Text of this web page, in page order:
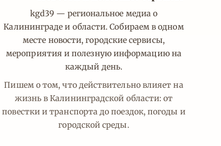
kgd39 — региональное медиа о
Калининграде и области. Собираем в одном
месте новости, городские сервисы,
мероприятия и полезную информацию на
каждый день.
Пишем о том, что действительно влияет на
жизнь в Калининградской области: от
повестки и транспорта до поездок, погоды и
городской среды.